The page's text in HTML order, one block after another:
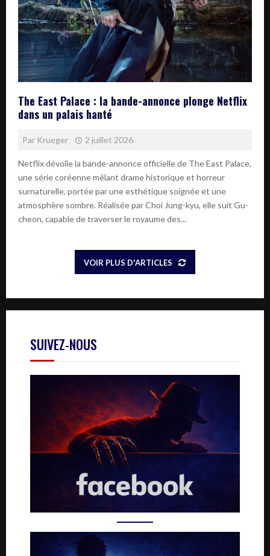
The East Palace : la bande-annonce plonge Netflix
dans un palais hanté
Par Krueger 2 juillet 2026
Netflix dévoile la bande-annonce officielle de The East Palace,
une série coréenne mêlant drame historique et horreur
surnaturelle, portée par une esthétique soignée et une
atmosphère sombre. Réalisée par Choi Jung-kyu, elle suit Gu-
cheon, capable de traverser le royaume des...
VOIR PLUS D'ARTICLES
SUIVEZ-NOUS